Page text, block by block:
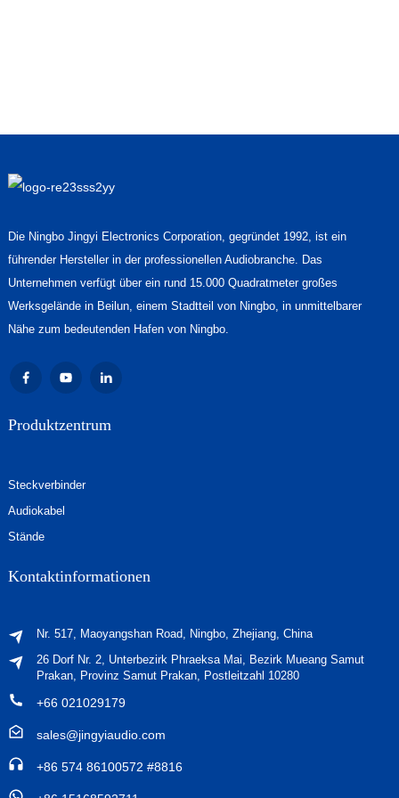
Die Ningbo Jingyi Electronics Corporation, gegründet 1992, ist ein
führender Hersteller in der professionellen Audiobranche. Das
Unternehmen verfügt über ein rund 15.000 Quadratmeter großes
Werksgelände in Beilun, einem Stadtteil von Ningbo, in unmittelbarer
Nähe zum bedeutenden Hafen von Ningbo.
Produktzentrum
Steckverbinder
Audiokabel
Stände
Kontaktinformationen
Nr. 517, Maoyangshan Road, Ningbo, Zhejiang, China
26 Dorf Nr. 2, Unterbezirk Phraeksa Mai, Bezirk Mueang Samut
Prakan, Provinz Samut Prakan, Postleitzahl 10280
+66 021029179
sales@jingyiaudio.com
+86 574 86100572 #8816